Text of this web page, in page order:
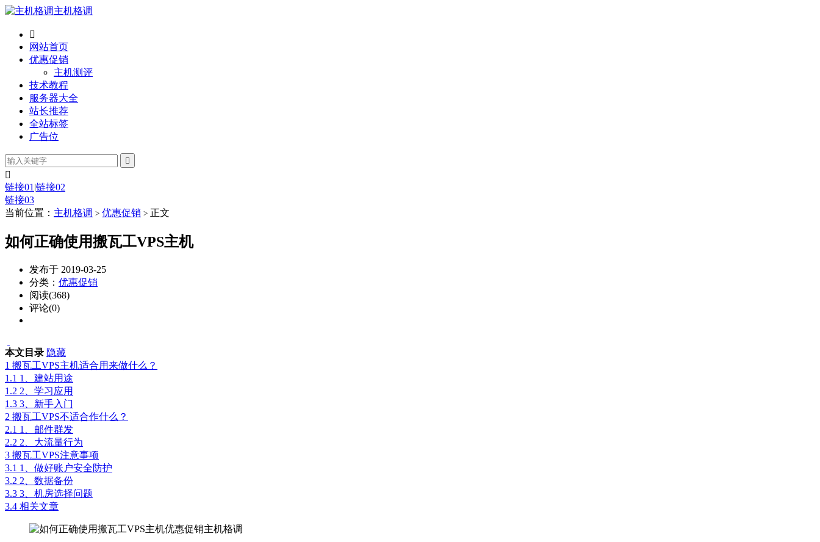
主机格调

网站首页
优惠促销
主机测评
技术教程
服务器大全
站长推荐
全站标签
广告位


链接01 |链接02
链接03
当前位置： 主机格调 > 优惠促销 > 正文
如何正确使用搬瓦工VPS主机
发布于 2019-03-25
分类： 优惠促销
阅读(368)
评论(0)
本文目录 隐藏
1 搬瓦工VPS主机适合用来做什么？
1.1 1、建站用途
1.2 2、学习应用
1.3 3、新手入门
2 搬瓦工VPS不适合作什么？
2.1 1、邮件群发
2.2 2、大流量行为
3 搬瓦工VPS注意事项
3.1 1、做好账户安全防护
3.2 2、数据备份
3.3 3、机房选择问题
3.4 相关文章